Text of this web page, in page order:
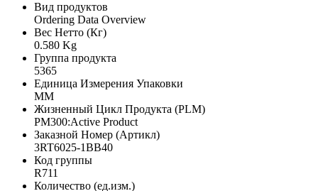
Вид продуктов
Ordering Data Overview
Вес Нетто (Кг)
0.580 Kg
Группа продукта
5365
Единица Измерения Упаковки
MM
Жизненный Цикл Продукта (PLM)
PM300:Active Product
Заказной Номер (Артикл)
3RT6025-1BB40
Код группы
R711
Количество (ед.изм.)